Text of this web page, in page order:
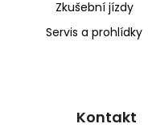
Zkušební jízdy
Servis a prohlídky
Kontakt